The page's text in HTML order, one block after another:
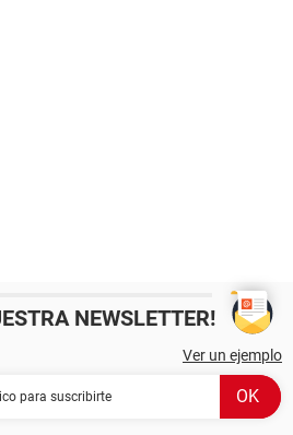
NEWSLETTER!
Ver un ejemplo